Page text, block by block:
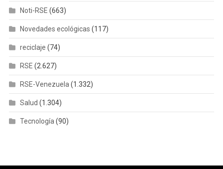
Noti-RSE (663)
Novedades ecológicas (117)
reciclaje (74)
RSE (2.627)
RSE-Venezuela (1.332)
Salud (1.304)
Tecnología (90)